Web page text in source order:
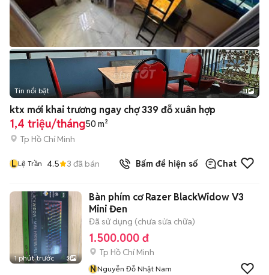
+2
Tin nổi bật 11
ktx mới khai trương ngay chợ 339 đỗ xuân hợp
1,4 triệu/tháng50 m²
Tp Hồ Chí Minh
L Lệ Trần 4.5 3 đã bán Bấm để hiện số Chat
1 phút trước 3
Bàn phím cơ Razer BlackWidow V3
Mini Đen
Đã sử dụng (chưa sửa chữa)
1.500.000 đ
Tp Hồ Chí Minh
NNguyễn Đỗ Nhật Nam